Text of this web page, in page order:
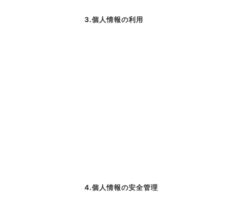
3.個人情報の利用
4.個人情報の安全管理